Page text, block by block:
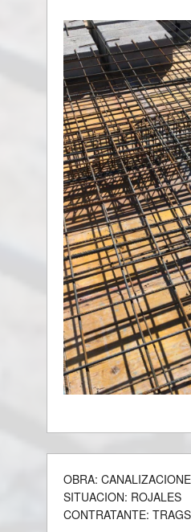
OBRA:
SITUACION: ROJALES
CONTRATANTE: